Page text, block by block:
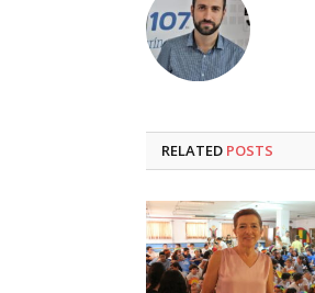
RELATED POSTS